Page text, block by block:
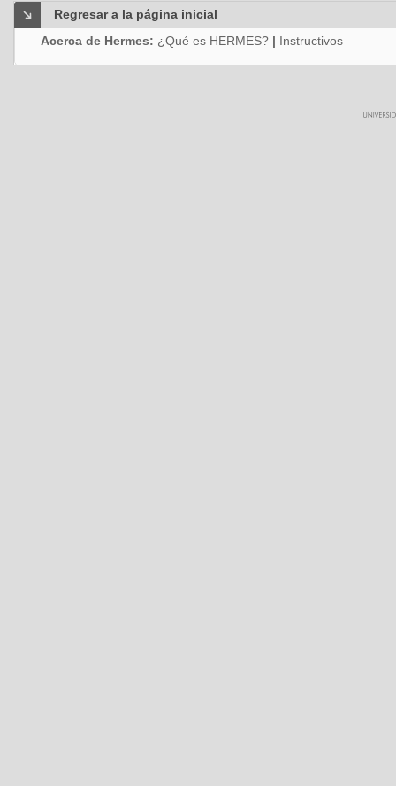
Regresar a la página inicial
Acerca de Hermes: ¿Qué es HERMES? | Instructivos